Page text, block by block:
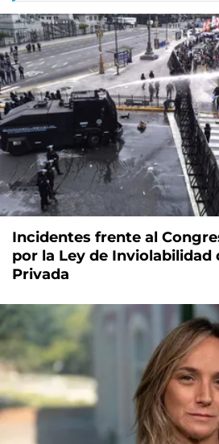
Incidentes frente al
por la Ley de Inviolabilidad
Privada